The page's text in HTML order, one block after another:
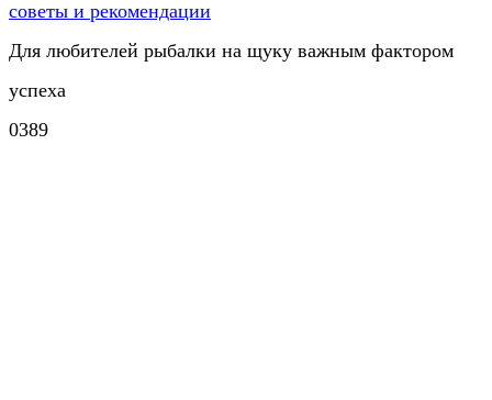
советы и рекомендации
Для любителей рыбалки на щуку важным фактором
успеха
0389